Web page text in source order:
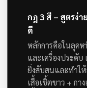
กฎ 3 สี – สูตรง่
ดี
หลักการคือในลุคห
และเครื่องประดับ
ยิ่งสับสนและทำใ
เสื้อเชิ้ตขาว + กา